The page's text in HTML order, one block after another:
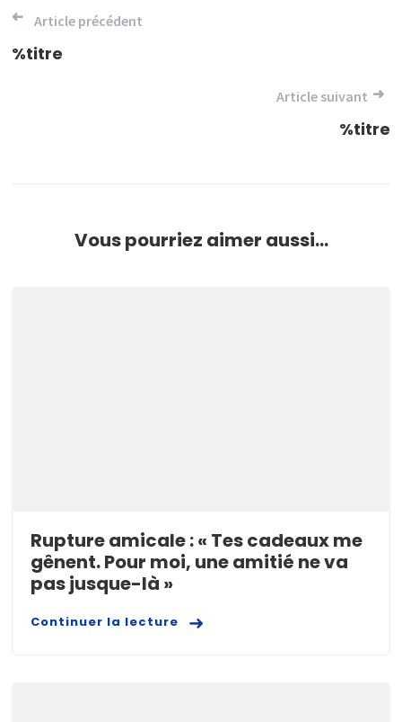
Navigation
de
Article précédent
%titre
Article suivant
%titre
Vous pourriez aimer aussi...
Rupture amicale : « Tes cadeaux me
gênent. Pour moi, une amitié ne va
pas jusque-là »
Continuer la lecture